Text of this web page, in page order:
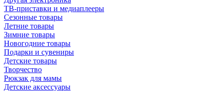
ТВ-приставки и медиаплееры
Сезонные товары
Летние товары
Зимние товары
Новогодние товары
Подарки и сувениры
Детские товары
Творчество
Рюкзак для мамы
Детские аксессуары